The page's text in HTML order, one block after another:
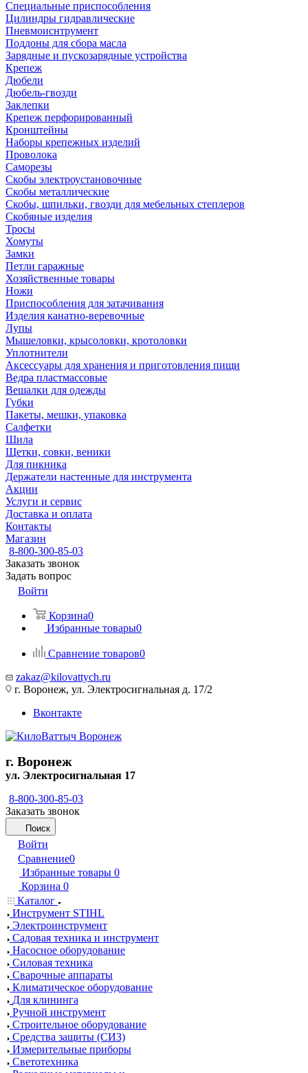
Специальные приспособления
Цилиндры гидравлические
Пневмоиснтрумент
Поддоны для сбора масла
Зарядные и пускозарядные устройства
Крепеж
Дюбели
Дюбель-гвозди
Заклепки
Крепеж перфорированный
Кронштейны
Наборы крепежных изделий
Проволока
Саморезы
Скобы электроустановочные
Скобы металлические
Скобы, шпильки, гвозди для мебельных степлеров
Скобяные изделия
Тросы
Хомуты
Замки
Петли гаражные
Хозяйственные товары
Ножи
Приспособления для затачивания
Изделия канатно-веревочные
Лупы
Мышеловки, крысоловки, кротоловки
Уплотнители
Аксессуары для хранения и приготовления пищи
Ведра пластмассовые
Вешалки для одежды
Губки
Пакеты, мешки, упаковка
Салфетки
Шила
Щетки, совки, веники
Для пикника
Держатели настенные для инструмента
Акции
Услуги и сервис
Доставка и оплата
Контакты
Магазин
8-800-300-85-03
Заказать звонок
Задать вопрос
Войти
Корзина0
Избранные товары0
Сравнение товаров0
zakaz@kilovattych.ru
г. Воронеж, ул. Электросигнальная д. 17/2
Вконтакте
г. Воронеж
ул. Электросигнальная 17
8-800-300-85-03
Заказать звонок
Поиск
Войти
Сравнение0
Избранные товары 0
Корзина 0
Каталог
Инструмент STIHL
Электроинструмент
Садовая техника и инструмент
Насосное оборудование
Силовая техника
Сварочные аппараты
Климатическое оборудование
Для клининга
Ручной инструмент
Строительное оборудование
Средства защиты (СИЗ)
Измерительные приборы
Светотехника